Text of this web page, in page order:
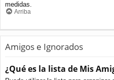
medidas.
Arriba
Amigos e Ignorados
¿Qué es la lista de Mis